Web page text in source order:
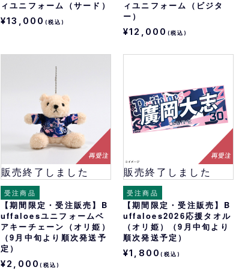
ィユニフォーム（サード）
¥13,000 (税込)
ィユニフォーム（ビジタ
ー）
¥12,000 (税込)
販売終了しました
受注商品
【期間限定・受注販売】B
uffaloesユニフォームベ
アキーチェーン（オリ姫）
（9月中旬より順次発送予
定）
¥2,000(税込)
販売終了しました
受注商品
【期間限定・受注販売】B
uffaloes2026応援タオル
（オリ姫）（9月中旬より
順次発送予定）
¥1,800(税込)